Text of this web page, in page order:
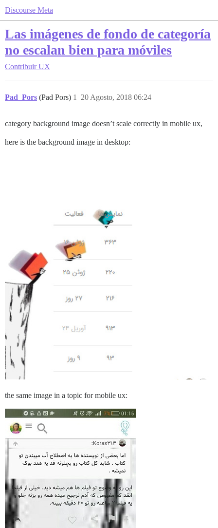
Discourse Meta
Las imágenes de fondo de categoría
no escalan bien para móviles
Contribuir UX
Pad_Pors (Pad Pors) 20 Agosto, 2018 06:24
1
category background image doesn’t scale correctly in mobile ux,
here is the background image in desktop:
the same image in a topic for mobile ux: